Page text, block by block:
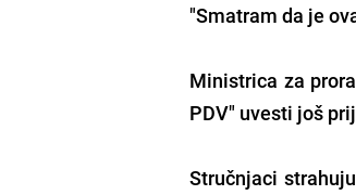
"Smatram da je
Ministrica za
PDV" uvesti još
Stručnjaci